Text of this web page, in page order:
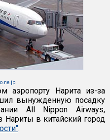
аэропорту Нарита из-за
вынужденную посадку
All Nippon Airways,
в китайский город
.